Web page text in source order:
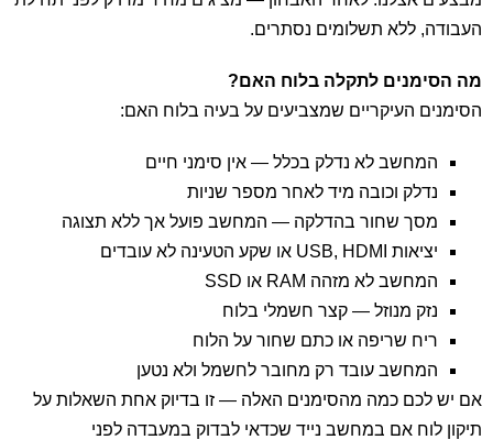
העבודה, ללא תשלומים נסתרים.
מה הסימנים לתקלה בלוח האם?
הסימנים העיקריים שמצביעים על בעיה בלוח האם:
המחשב לא נדלק בכלל — אין סימני חיים
נדלק וכובה מיד לאחר מספר שניות
מסך שחור בהדלקה — המחשב פועל אך ללא תצוגה
יציאות USB, HDMI או שקע הטעינה לא עובדים
המחשב לא מזהה RAM או SSD
נזק מנוזל — קצר חשמלי בלוח
ריח שריפה או כתם שחור על הלוח
המחשב עובד רק מחובר לחשמל ולא נטען
אם יש לכם כמה מהסימנים האלה — זו בדיוק אחת השאלות על
תיקון לוח אם במחשב נייד שכדאי לבדוק במעבדה לפני